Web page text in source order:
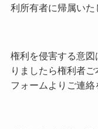
利所有者に帰属いた
権利を侵害する意
りましたら権利者
フォームよりご連絡